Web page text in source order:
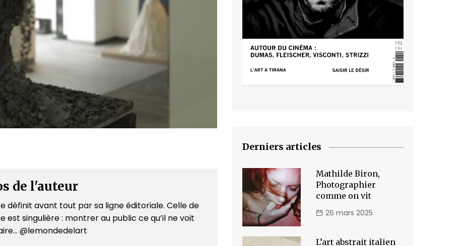
de l'auteur
définit avant tout par sa ligne éditoriale. Celle de
est singulière : montrer au public ce qu’il ne voit
@lemondedelart
Derniers articles
Mathilde Biron,
Photographier
comme on vit
26 mars 2025
L’art abstrait italien